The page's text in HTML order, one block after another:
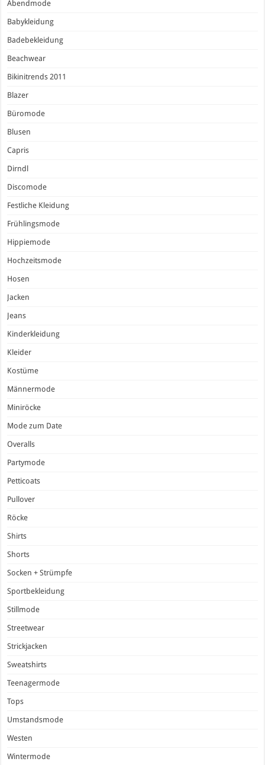
Abendmode
Babykleidung
Badebekleidung
Beachwear
Bikinitrends 2011
Blazer
Büromode
Blusen
Capris
Dirndl
Discomode
Festliche Kleidung
Frühlingsmode
Hippiemode
Hochzeitsmode
Hosen
Jacken
Jeans
Kinderkleidung
Kleider
Kostüme
Männermode
Miniröcke
Mode zum Date
Overalls
Partymode
Petticoats
Pullover
Röcke
Shirts
Shorts
Socken + Strümpfe
Sportbekleidung
Stillmode
Streetwear
Strickjacken
Sweatshirts
Teenagermode
Tops
Umstandsmode
Westen
Wintermode